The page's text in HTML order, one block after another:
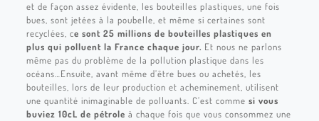
et de façon assez évidente, les bouteilles plastiques, une fois
bues, sont jetées à la poubelle, et même si certaines sont
recyclées, ce sont 25 millions de bouteilles plastiques en
plus qui polluent la France chaque jour. Et nous ne parlons
même pas du problème de la pollution plastique dans les
océans…Ensuite, avant même d’être bues ou achetés, les
bouteilles, lors de leur production et acheminement, utilisent
une quantité inimaginable de polluants. C’est comme si vous
buviez 10cL de pétrole à chaque fois que vous consommez une